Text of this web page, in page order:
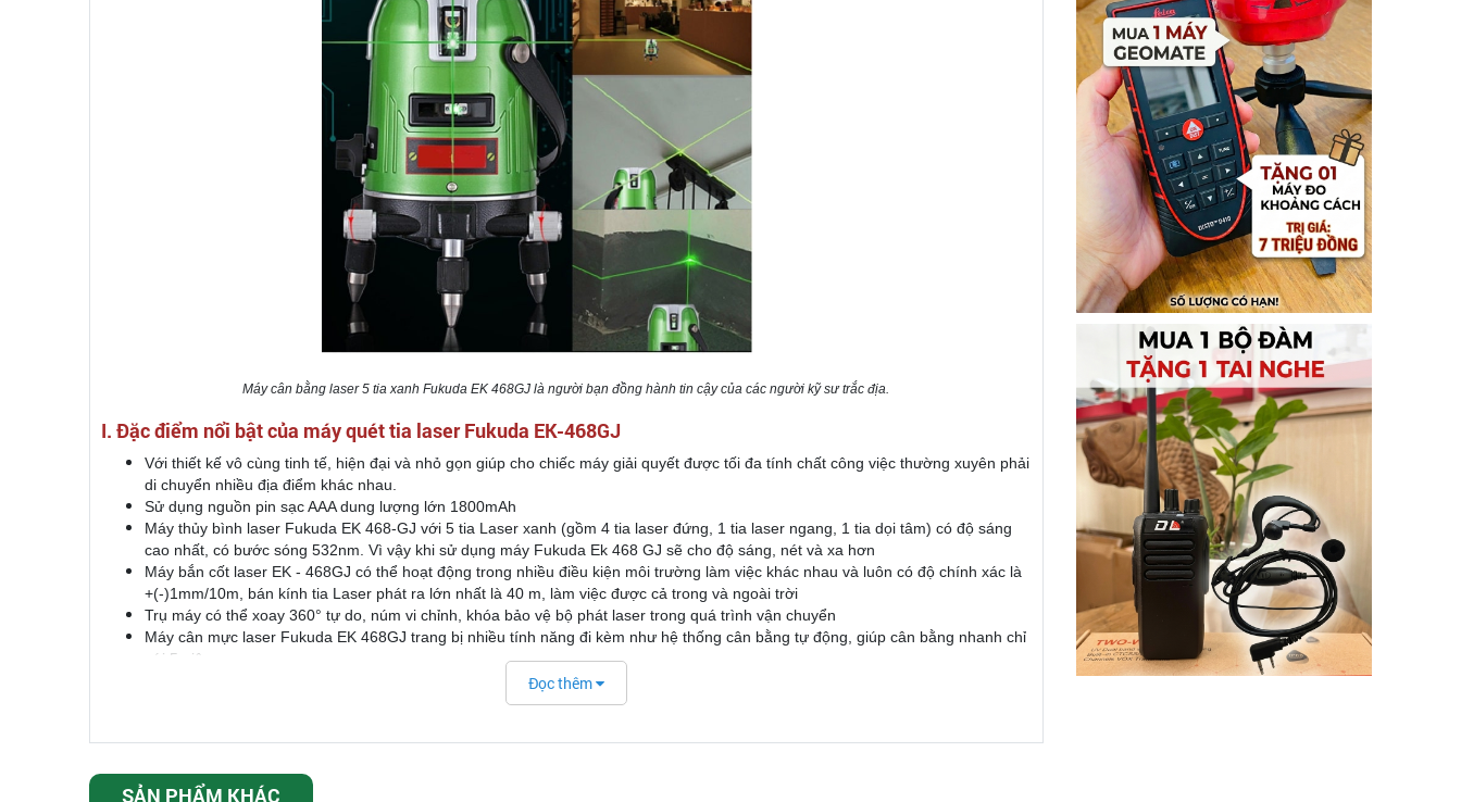
Máy cân bằng laser 5 tia xanh Fukuda EK 468GJ là người bạn đồng hành tin cậy của các người kỹ sư trắc địa.
I. Đặc điểm nổi bật của máy quét tia laser Fukuda EK-468GJ
Với thiết kế vô cùng tinh tế, hiện đại và nhỏ gọn giúp cho chiếc máy giải quyết được tối đa tính chất công việc thường xuyên phải
di chuyển nhiều địa điểm khác nhau.
Sử dụng nguồn pin sạc AAA dung lượng lớn 1800mAh
Máy thủy bình laser Fukuda EK 468-GJ với 5 tia Laser xanh (gồm 4 tia laser đứng, 1 tia laser ngang, 1 tia dọi tâm) có độ sáng
cao nhất, có bước sóng 532nm. Vì vậy khi sử dụng máy Fukuda Ek 468 GJ sẽ cho độ sáng, nét và xa hơn
Máy bắn cốt laser EK - 468GJ có thể hoạt động trong nhiều điều kiện môi trường làm việc khác nhau và luôn có độ chính xác là
+(-)1mm/10m, bán kính tia Laser phát ra lớn nhất là 40 m, làm việc được cả trong và ngoài trời
Trụ máy có thể xoay 360° tự do, núm vi chỉnh, khóa bảo vệ bộ phát laser trong quá trình vận chuyển
Máy cân mực laser Fukuda EK 468GJ trang bị nhiều tính năng đi kèm như hệ thống cân bằng tự động, giúp cân bằng nhanh chỉ
với 5 giây.
Fukuda EK 468GJ được ứng dụng rộng rãi trong nhiều ngành khác nhau, đặc biệt là xây dựng, thiết kế, thi công, trang trí nội
Đọc thêm
SẢN PHẨM KHÁC